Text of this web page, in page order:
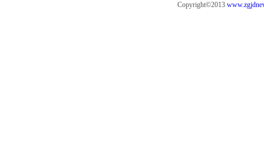
Copyright©2013